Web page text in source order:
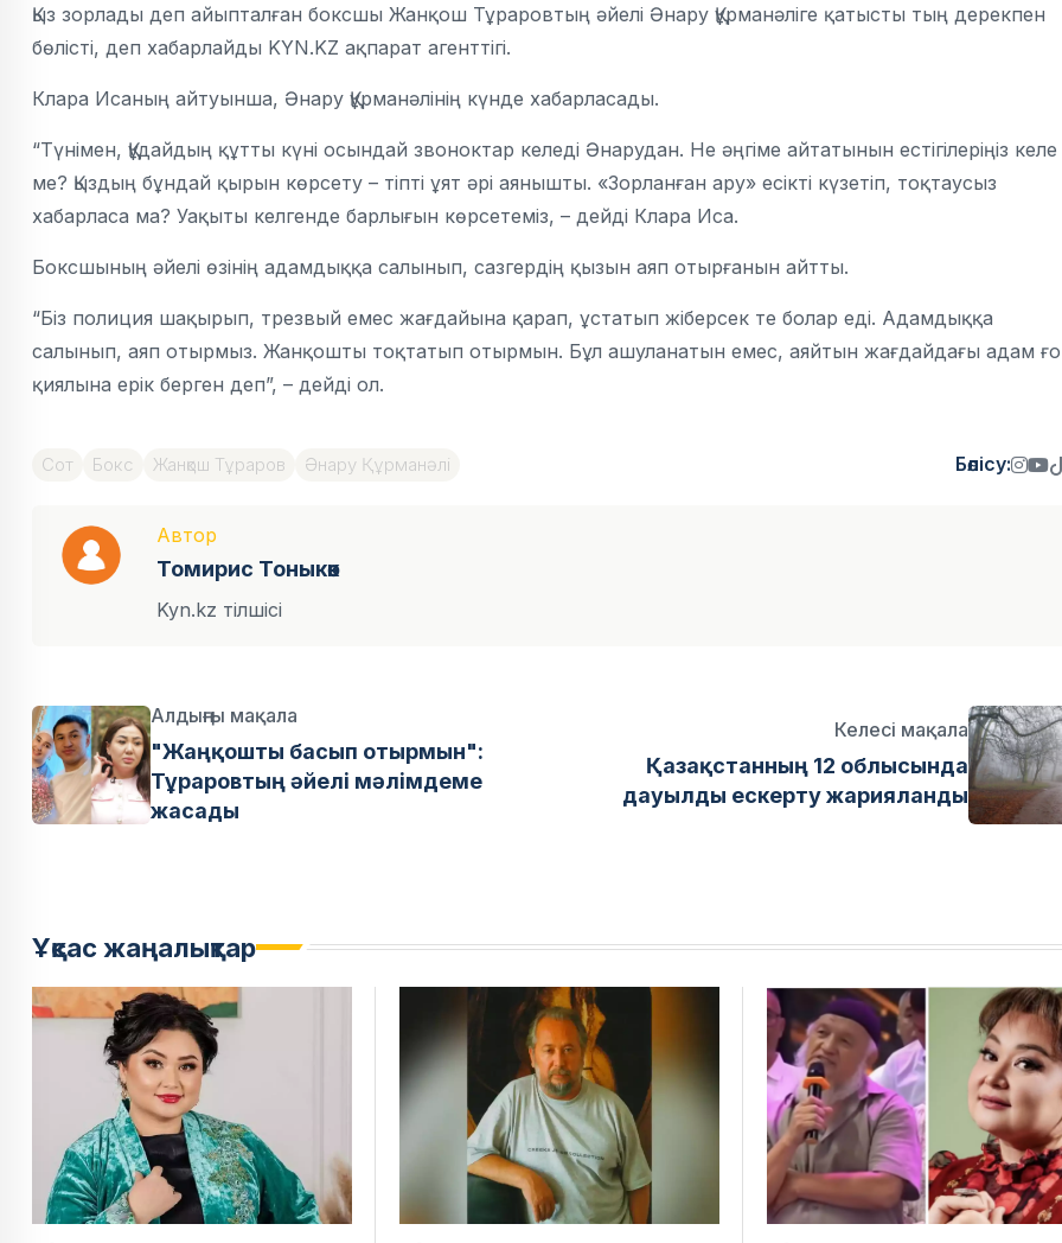
Қыз зорлады деп айыпталған боксшы Жанқош Тұраровтың әйелі Әнару Құрманәліге қатысты тың дерекпен
бөлісті, деп хабарлайды KYN.KZ ақпарат агенттігі.
Клара Исаның айтуынша, Әнару Құрманәлінің күнде хабарласады.
“Түнімен, Құдайдың құтты күні осындай звоноктар келеді Әнарудан. Не әңгіме айтатынын естігілеріңіз келе
ме? Қыздың бұндай қырын көрсету – тіпті ұят әрі аянышты. «Зорланған ару» есікті күзетіп, тоқтаусыз
хабарласа ма? Уақыты келгенде барлығын көрсетеміз, – дейді Клара Иса.
Боксшының әйелі өзінің адамдыққа салынып, сазгердің қызын аяп отырғанын айтты.
“Біз полиция шақырып, трезвый емес жағдайына қарап, ұстатып жіберсек те болар еді. Адамдыққа
салынып, аяп отырмыз. Жанқошты тоқтатып отырмын. Бұл ашуланатын емес, аяйтын жағдайдағы адам
қиялына ерік берген деп”, – дейді ол.
Сот Бокс Жанқош Тұраров Әнару Құрманәлі Бөлісу:
Автор
Томирис Тоныкөк
Kyn.kz тілшісі
Алдыңғы мақала
"Жаңқошты басып отырмын":
Тұраровтың әйелі мәлімдеме
жасады
Келесі мақала
Қазақстанның 12 облысында
дауылды ескерту жарияланды
Ұқсас жаңалықтар